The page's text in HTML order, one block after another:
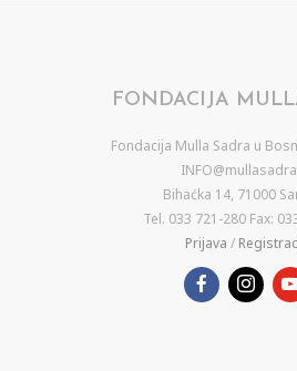
FONDACIJA
Fondacija Mulla Sadra u
Bihaćka 14, 71000
Tel. 033 721-280 Fax:
Prijava /